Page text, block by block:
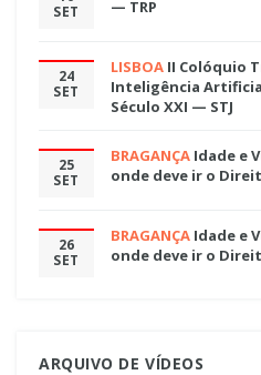
SET
— TRP
24
SET
LISBOA II Colóquio
Inteligência
Século XXI — STJ
25
SET
BRAGANÇA Idade e
onde deve ir o
26
SET
BRAGANÇA Idade e
onde deve ir o
ARQUIVO DE VÍDEOS